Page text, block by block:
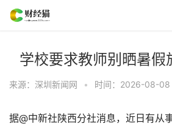
学校要求教师别晒暑假
来源：深圳新闻网 • 时间：2026-08-
据@中新社陕西分社消息，近日有从